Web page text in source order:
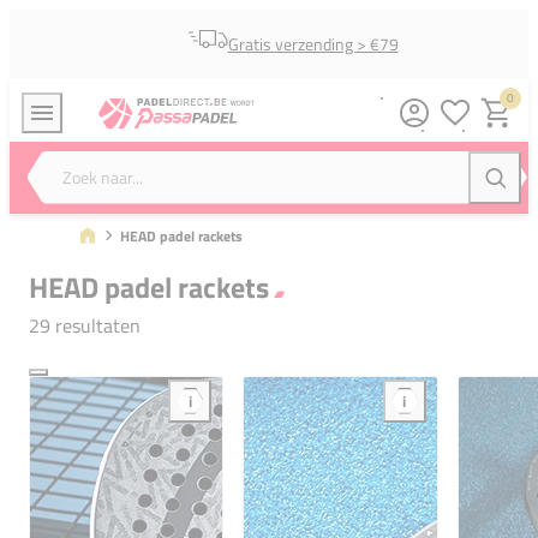
Gratis verzending > €79
Zoek naar...
0
HEAD padel rackets
HEAD padel rackets
29 resultaten
i i